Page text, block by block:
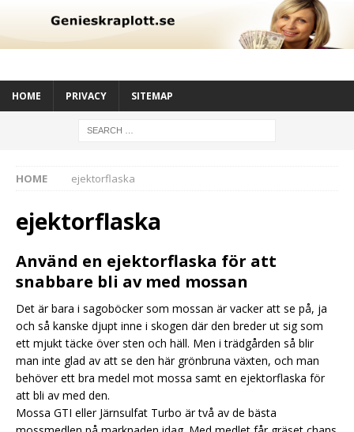
HOME PRIVACY SITEMAP
HOME ejektorflaska
ejektorflaska
Använd en ejektorflaska för att
snabbare bli av med mossan
Det är bara i sagoböcker som mossan är vacker att se på, ja
och så kanske djupt inne i skogen där den breder ut sig som
ett mjukt täcke över sten och häll. Men i trädgården så blir
man inte glad av att se den här grönbruna växten, och man
behöver ett bra medel mot mossa samt en ejektorflaska för
att bli av med den.
Mossa GTI eller Järnsulfat Turbo är två av de bästa